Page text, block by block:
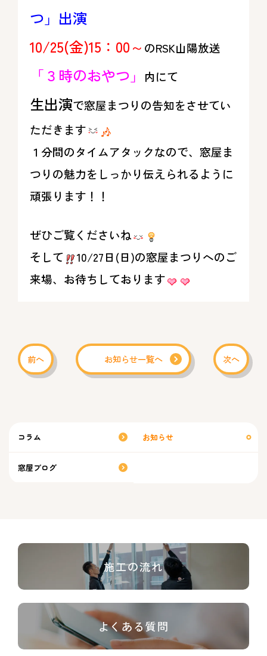
つ」出演
10/25(金)15：00～ のRSK山陽放送
「３時のおやつ」 内にて
生出演で窓屋まつりの告知をさせてい
ただきます
１分間のタイムアタックなので、窓屋ま
つりの魅力をしっかり伝えられるように
頑張ります！！
ぜひご覧くださいね
そして
10/27日(日)の窓屋まつりへのご
来場、お待ちしております
前へ 次へ
お知らせ一覧へ
コラム お知らせ
窓屋ブログ
施工の流れ
よくある質問